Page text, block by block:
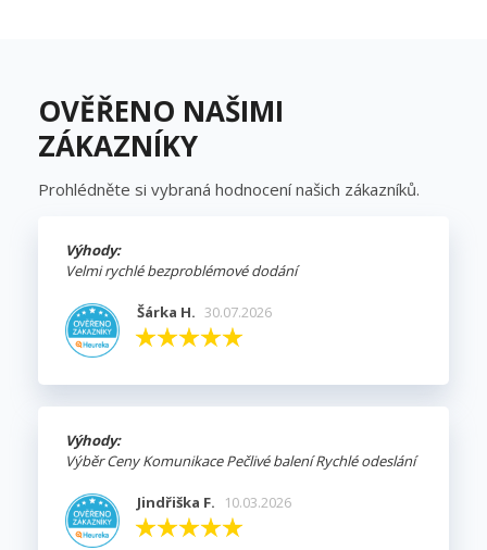
OVĚŘENO NAŠIMI
ZÁKAZNÍKY
Prohlédněte si vybraná hodnocení našich zákazníků.
Výhody:
Velmi rychlé bezproblémové dodání
Šárka H. 30.07.2026
Výhody:
Výběr Ceny Komunikace Pečlivé balení Rychlé odeslání
Jindřiška F. 10.03.2026